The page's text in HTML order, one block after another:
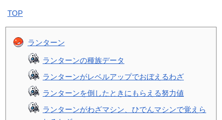
TOP
ランターン
ランターンの種族データ
ランターンがレベルアップでおぼえるわざ
ランターンを倒したときにもらえる努力値
ランターンがわざマシン、ひでんマシンで覚えら